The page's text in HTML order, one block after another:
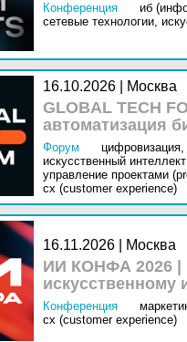
Конференция
иб
сетевые технологии,
16.10.2026 | Москва
GLOBAL TECH
автоматизация
Форум цифровизация,
искусственный
управление проектами
cx (customer experience)
16.11.2026 | Москва
ИИ КОНФА 2026 |
искусственному
Конференция
cx (customer experience)